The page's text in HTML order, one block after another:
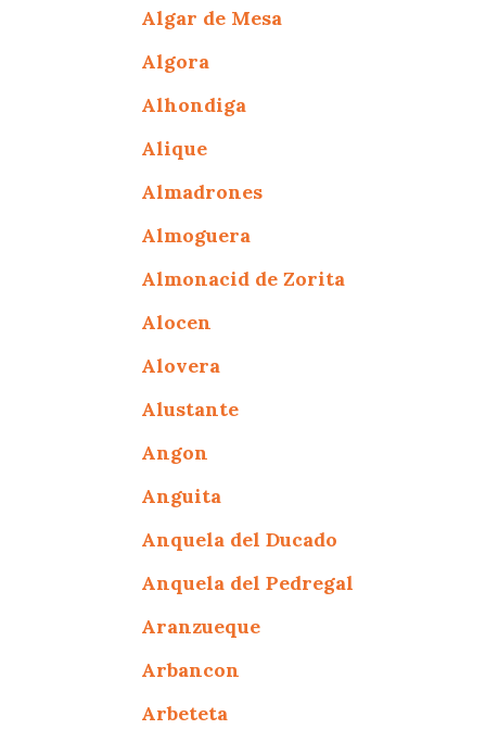
Algar de Mesa
Algora
Alhondiga
Alique
Almadrones
Almoguera
Almonacid de Zorita
Alocen
Alovera
Alustante
Angon
Anguita
Anquela del Ducado
Anquela del Pedregal
Aranzueque
Arbancon
Arbeteta